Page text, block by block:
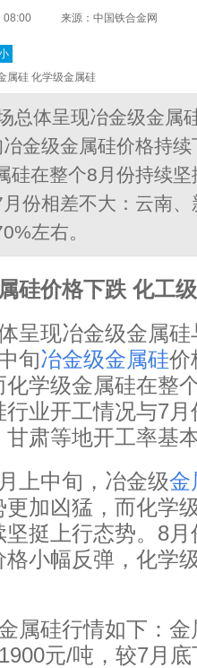
08:00 来源：中国铁合金网
属硅 化学级金属硅
总体呈现冶金级金属
金级金属硅价格持
硅在整个8月份持续
份相差不大：云南
左右。
硅价格下跌 化工
呈现冶金级金属
旬冶金级金属硅价
学级金属硅在整
业开工情况与7
肃等地开工率基
上中旬，冶金级金
加凶猛，而化学
坚挺上行态势。8
小幅反弹，化学
属硅行情如下：
元/吨，较7月